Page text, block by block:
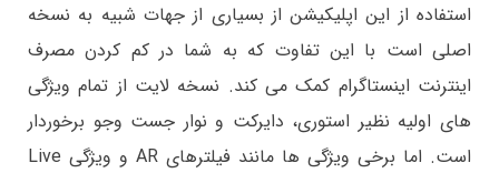
استفاده از این اپلیکیشن از بسیاری از جهات شبیه به نسخه
اصلی است با این تفاوت که به شما در كم كردن مصرف
اينترنت اينستاگرام کمک می کند. نسخه لایت از تمام ویژگی
های اولیه نظیر استوری، دایرکت و نوار جست وجو برخوردار
است. اما برخی ویژگی ها مانند فیلترهای AR و ویژگی Live